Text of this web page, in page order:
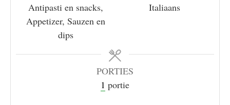
Antipasti en snacks,
Appetizer, Sauzen en
dips
Italiaans
PORTIES
1 portie